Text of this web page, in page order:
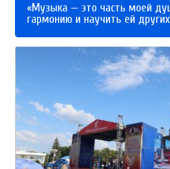
«Музыка — это часть моей
гармонию и научить ей